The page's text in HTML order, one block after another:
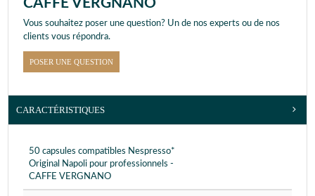
CAFFE VERGNANO
Vous souhaitez poser une question? Un de nos experts ou de nos
clients vous répondra.
POSER UNE QUESTION
CARACTÉRISTIQUES
50 capsules compatibles Nespresso*
Original Napoli pour professionnels -
CAFFE VERGNANO